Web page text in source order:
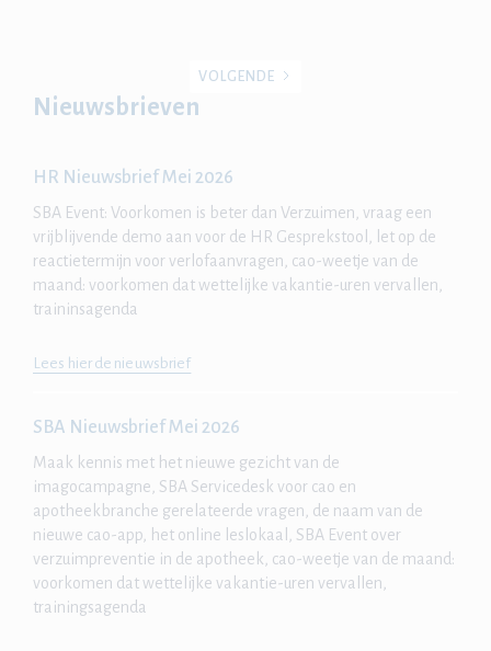
VOLGENDE
Nieuwsbrieven
HR Nieuwsbrief Mei 2026
SBA Event: Voorkomen is beter dan Verzuimen, vraag een
vrijblijvende demo aan voor de HR Gesprekstool, let op de
reactietermijn voor verlofaanvragen, cao-weetje van de
maand: voorkomen dat wettelijke vakantie-uren vervallen,
traininsagenda
Lees hier de nieuwsbrief
SBA Nieuwsbrief Mei 2026
Maak kennis met het nieuwe gezicht van de
imagocampagne, SBA Servicedesk voor cao en
apotheekbranche gerelateerde vragen, de naam van de
nieuwe cao-app, het online leslokaal, SBA Event over
verzuimpreventie in de apotheek, cao-weetje van de maand:
voorkomen dat wettelijke vakantie-uren vervallen,
trainingsagenda